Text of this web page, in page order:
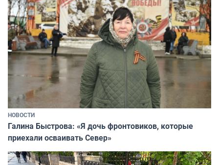
НОВОСТИ
Галина Быстрова: «Я дочь фронтовиков, которые
приехали осваивать Север»